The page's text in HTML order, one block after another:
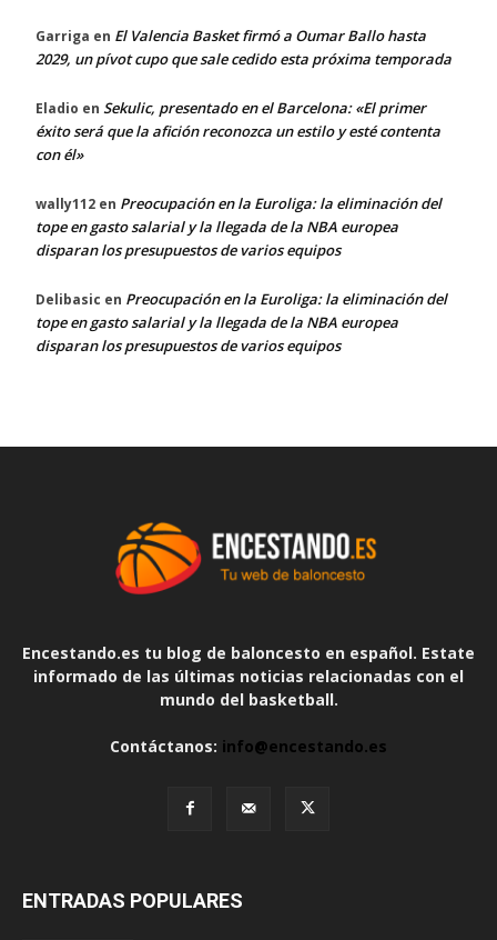
Garriga en El Valencia Basket firmó a Oumar Ballo hasta
2029, un pívot cupo que sale cedido esta próxima temporada
Eladio en Sekulic, presentado en el Barcelona: «El primer
éxito será que la afición reconozca un estilo y esté contenta
con él»
wally112 en Preocupación en la Euroliga: la eliminación del
tope en gasto salarial y la llegada de la NBA europea
disparan los presupuestos de varios equipos
Delibasic en Preocupación en la Euroliga: la eliminación del
tope en gasto salarial y la llegada de la NBA europea
disparan los presupuestos de varios equipos
Encestando.es tu blog de baloncesto en español. Estate
informado de las últimas noticias relacionadas con el
mundo del basketball.
Contáctanos: info@encestando.es
ENTRADAS POPULARES